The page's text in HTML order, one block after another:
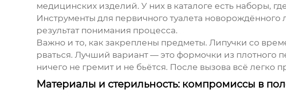
медицинских изделий. У них в каталоге есть наборы,
Инструменты для первичного туалета
результат понимания процесса.
Важно и то, как закреплены предметы. Липучки со
рваться. Лучший вариант — это формочки из плотного
ничего не гремит и не бьётся. После вызова всё легко
Материалы и стерильность: компромиссы в